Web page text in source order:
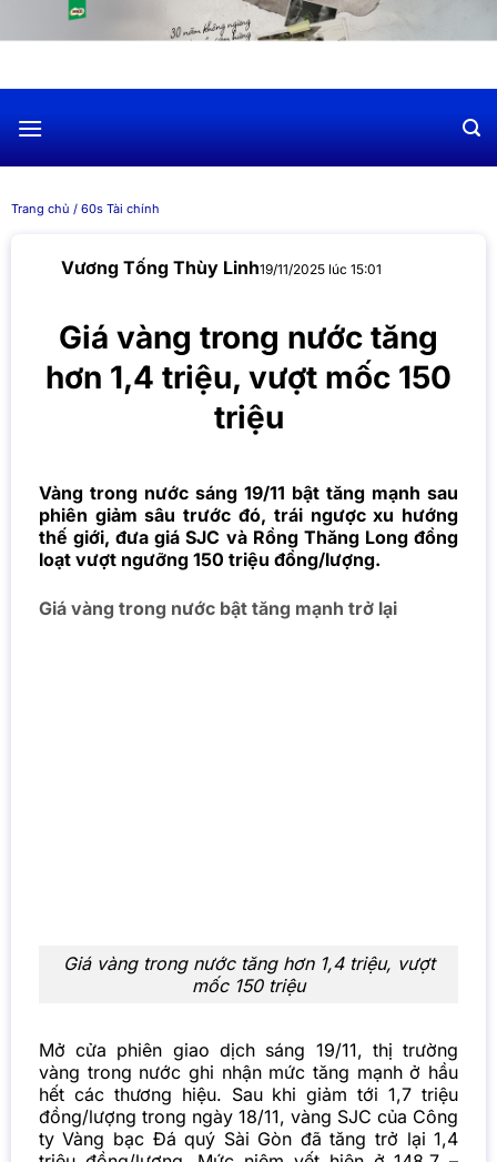
đến
dung
Trang chủ / 60s Tài chính
Vương Tống Thùy Linh19/11/2025 lúc 15:01
Giá vàng trong nước tăng
hơn 1,4 triệu, vượt mốc 150
triệu
Vàng trong nước sáng 19/11 bật tăng mạnh sau
phiên giảm sâu trước đó, trái ngược xu hướng
thế giới, đưa giá SJC và Rồng Thăng Long đồng
loạt vượt ngưỡng 150 triệu đồng/lượng.
Giá vàng trong nước bật tăng mạnh trở lại
Giá vàng trong nước tăng hơn 1,4 triệu, vượt
mốc 150 triệu
Mở cửa phiên giao dịch sáng 19/11, thị trường
vàng trong nước ghi nhận mức tăng mạnh ở hầu
hết các thương hiệu. Sau khi giảm tới 1,7 triệu
đồng/lượng trong ngày 18/11, vàng SJC của Công
ty Vàng bạc Đá quý Sài Gòn đã tăng trở lại 1,4